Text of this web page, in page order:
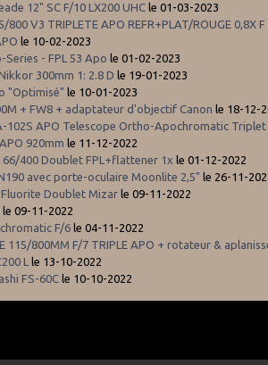
12" SC F/10 LX200 UHC le 01-03-2023
800 V3 TRIPLETE APO REFR+PLAT/ROUGE 0,8X
le 10-02-2023
Series - FPL 53 Apo le 01-02-2023
300mm 1: 2.8 D le 19-01-2023
"Optimisé" le 10-01-2023
+ FW8 + adaptateur d'objectif Canon le 18-12-
102S APO Telescope Ortho-Apochromatic Triplet
920mm le 11-12-2022
66/400 Doublet FPL+flattener 1x le 01-12-2022
avec porte-oculaire Moonlite 2,5" le 26-11-
Fluorite Doublet Mizar le 09-11-2022
le 09-11-2022
F/6 le 04-11-2022
115/800MM F/7 TRIPLE APO + rotateur &
L
le 13-10-2022
FS-60C le 10-10-2022